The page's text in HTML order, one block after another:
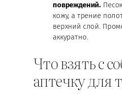
повреждений.
кожу, а трение
верхний слой.
аккуратно.
Что взять с
аптечку для